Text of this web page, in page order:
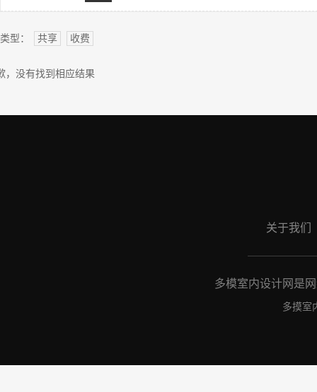
类型： 共享 收费
，没有找到相应结果
关于我们
多模室内设计网是
多摸室